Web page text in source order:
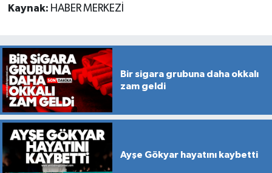
Kaynak: HABER MERKEZİ
Bir sigara grubuna daha okkalı
zam geldi
Ayşe Gökyar hayatını kaybetti